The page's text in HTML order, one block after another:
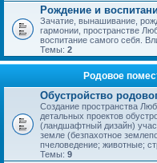
Рождение и
Зачатие, вынашивание,
гармонии, пространстве
воспитание самого себя.
Темы: 2
Родовое
Обустройство
Создание пространства
детальных проектов
(ландшафтный дизайн)
земле (безпахотное
пчеловедение; животные;
Темы: 9